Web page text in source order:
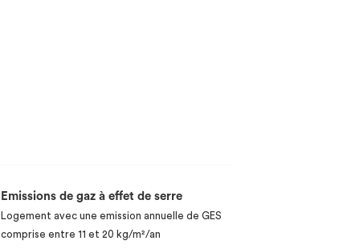
Emissions de gaz à effet de serre
Logement avec une emission annuelle de GES
comprise entre 11 et 20 kg/m²/an